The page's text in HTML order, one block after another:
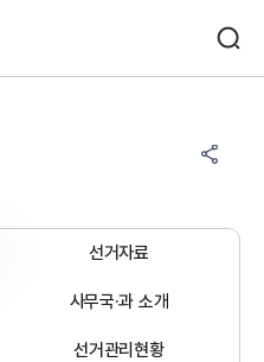
선거자료
사무국·과 소개
선거관리현황